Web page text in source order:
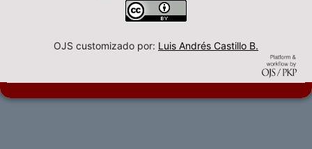
OJS customizado por: Luis Andrés Castillo B.